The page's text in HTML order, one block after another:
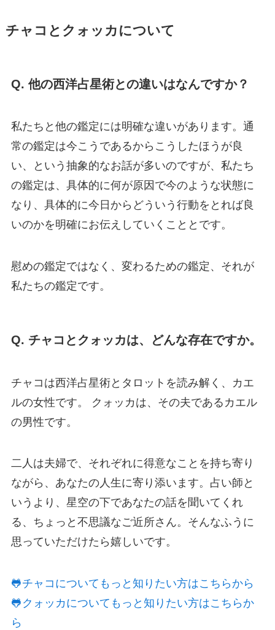
チャコとクォッカについて
Q. 他の西洋占星術との違いはなんですか？
私たちと他の鑑定には明確な違いがあります。通
常の鑑定は今こうであるからこうしたほうが良
い、という抽象的なお話が多いのですが、私たち
の鑑定は、具体的に何が原因で今のような状態に
なり、具体的に今日からどういう行動をとれば良
いのかを明確にお伝えしていくこととです。
慰めの鑑定ではなく、変わるための鑑定、それが
私たちの鑑定です。
Q. チャコとクォッカは、どんな存在ですか。
チャコは西洋占星術とタロットを読み解く、カエ
ルの女性です。 クォッカは、その夫であるカエル
の男性です。
二人は夫婦で、それぞれに得意なことを持ち寄り
ながら、あなたの人生に寄り添います。占い師と
いうより、星空の下であなたの話を聞いてくれ
る、ちょっと不思議なご近所さん。そんなふうに
思っていただけたら嬉しいです。
🐸チャコについてもっと知りたい方はこちらから
🐸クォッカについてもっと知りたい方はこちらか
ら